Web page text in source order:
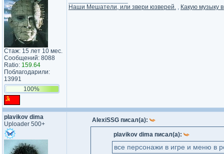
Стаж: 15 лет 10 мес.
Сообщений: 8088
Ratio: 159.64
Поблагодарили:
13991
100%
Наши Мешатели, или звери юзверей. , Какую музыку
plavikov dima
Uploader 500+
AlexiSSG писал(а):
plavikov dima писал(а):
все персонажи в игре и меню в